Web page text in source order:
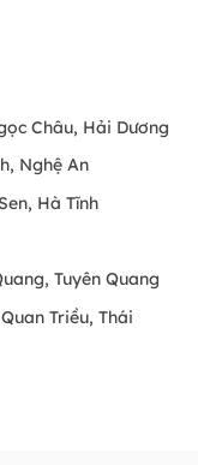
Châu, Hải Dương
Nghệ An
Hà Tĩnh
Tuyên Quang
Triều, Thái